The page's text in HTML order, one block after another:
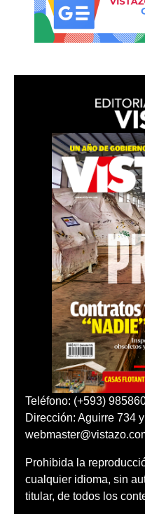
Teléfono: (+593)
Dirección: Aguirre 734
Prohibida la
cualquier idioma, sin
titular, de todos los